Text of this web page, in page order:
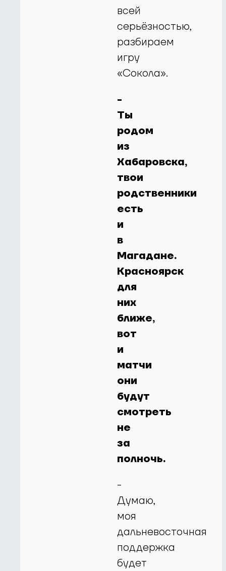
всей
серьёзностью,
разбираем
игру
«Сокола».
-
Ты
родом
из
Хабаровска,
твои
родственники
есть
и
в
Магадане.
Красноярск
для
них
ближе,
вот
и
матчи
они
будут
смотреть
не
за
полночь.
-
Думаю,
моя
дальневосточная
поддержка
будет